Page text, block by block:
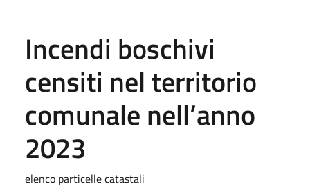
Incendi boschivi
censiti nel territorio
comunale nell’anno
2023
elenco particelle catastali